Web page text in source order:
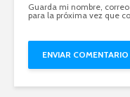
Guarda mi nombre,
para la próxima vez que